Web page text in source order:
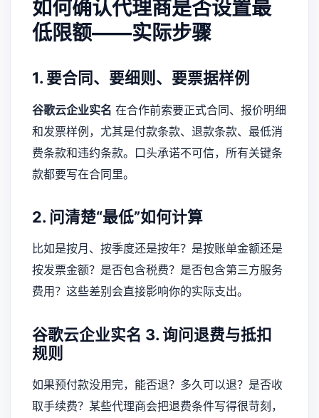
如何确认代理商是否设置最
低限额——实际步骤
1. 要合同、要细则、要票据样例
谷歌云企业实名 在合作前索要正式合同、报价明细
和发票样例，尤其是付款条款、退款条款、最低消
费条款和违约条款。口头承诺不可信，所有关键条
款都要写在合同里。
2. 问清楚“最低”如何计算
比如是按月、按季度还是按年？是按账单金额还是
按发票金额？是否包含税费？是否包含第三方服务
费用？这些差别会直接影响你的实际支出。
谷歌云企业实名 3. 询问退费与抵扣
规则
如果预付款没用完，能否退？多久可以退？是否收
取手续费？某些代理商会把退费条件写得很苛刻，